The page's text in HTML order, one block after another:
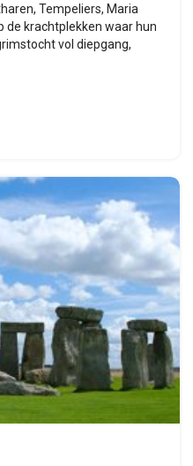
Tempeliers, Maria
de krachtplekken waar hun
vol diepgang,